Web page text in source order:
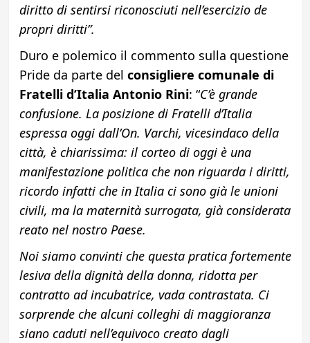
diritto di sentirsi riconosciuti nell’esercizio de
propri diritti”.
Duro e polemico il commento sulla questione
Pride da parte del consigliere comunale di
Fratelli d’Italia Antonio Rini: “C’è grande
confusione. La posizione di Fratelli d’Italia
espressa oggi dall’On. Varchi, vicesindaco della
città, è chiarissima: il corteo di oggi è una
manifestazione politica che non riguarda i diritti,
ricordo infatti che in Italia ci sono già le unioni
civili, ma la maternità surrogata, già considerata
reato nel nostro Paese.
Noi siamo convinti che questa pratica fortemente
lesiva della dignità della donna, ridotta per
contratto ad incubatrice, vada contrastata. Ci
sorprende che alcuni colleghi di maggioranza
siano caduti nell’equivoco creato dagli